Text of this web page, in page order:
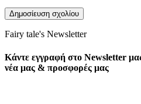
Fairy tale's Newsletter
Κάντε εγγραφή στο Newsletter
νέα μας & προσφορές μας